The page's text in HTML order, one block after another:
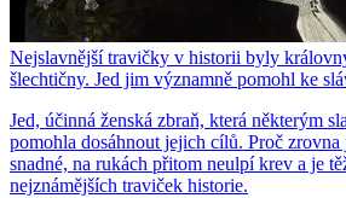
Nejslavnější travičky v historii byly
šlechtičny. Jed jim významně pomohl ke
Jed, účinná ženská zbraň, která některým
pomohla dosáhnout jejich cílů. Proč zrovna
snadné, na rukách přitom neulpí krev a je
nejznámějších traviček historie.